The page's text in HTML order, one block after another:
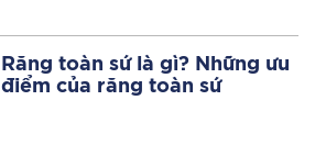
Răng toàn sứ là gì? Những ưu
điểm của răng toàn sứ